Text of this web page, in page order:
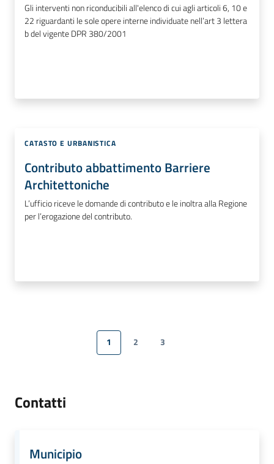
Gli interventi non riconducibili all'elenco di cui agli articoli 6, 10 e
22 riguardanti le sole opere interne individuate nell’art 3 lettera
b del vigente DPR 380/2001
CATASTO E URBANISTICA
Contributo abbattimento Barriere
Architettoniche
L’ufficio riceve le domande di contributo e le inoltra alla Regione
per l’erogazione del contributo.
Pagina precedente
Pagina
1 Pagina
2 Pagina
3
Contatti
Municipio